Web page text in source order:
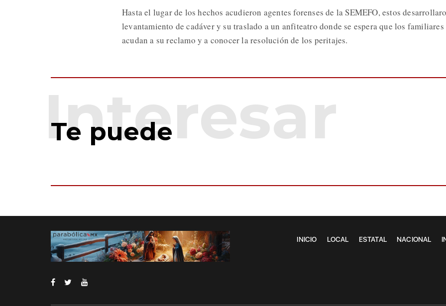
Hasta el lugar de los hechos acudieron agentes forenses de la SEMEFO, estos
levantamiento de cadáver y su traslado a un anfiteatro donde se espera que los familiares
acudan a su reclamo y a conocer la resolución de los peritajes.
Te puede
INICIO LOCAL ESTATAL NACIONAL